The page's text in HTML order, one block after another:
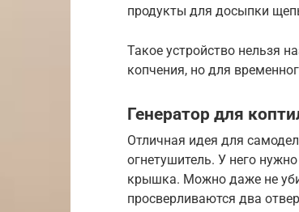
продукты для досыпки
Такое устройство нельзя
копчения, но для
Генератор для
Отличная идея для
огнетушитель. У него
крышка. Можно даже не
просверливаются два